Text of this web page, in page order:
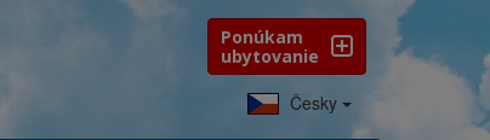
Ponúkam
ubytovanie
Česky